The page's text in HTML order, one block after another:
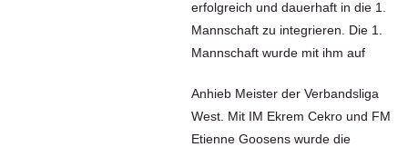
erfolgreich und dauerhaft in die 1.
Mannschaft zu integrieren. Die 1.
Mannschaft wurde mit ihm auf
Anhieb Meister der Verbandsliga
West. Mit IM Ekrem Cekro und FM
Etienne Goosens wurde die